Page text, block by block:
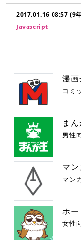
2017.01.16 08:57 (9
Javascript
漫
コミ
ま
男性
マ
マン
ホ
女性